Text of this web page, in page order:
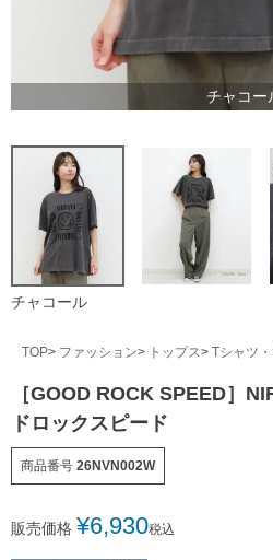
チャコー
チャコール
TOP ファッション トップス Tシャツ
［GOOD ROCK SPEED］
ドロックスピード
商品番号 26NVN002W
販売価格 ¥6,930税込